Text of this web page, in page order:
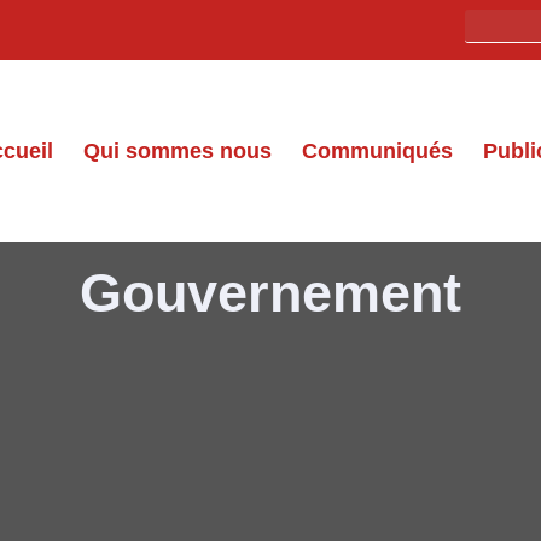
Qui sommes nous Communiqués
Gouvernement